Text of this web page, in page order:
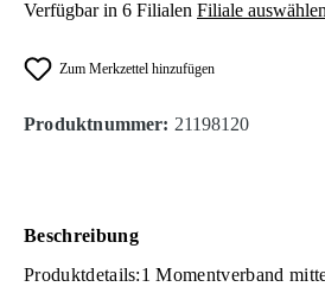
Verfügbar in 6 Filialen Filiale auswählen
Zum Merkzettel hinzufügen
Produktnummer: 21198120
Beschreibung
Produktdetails:1 Momentverband